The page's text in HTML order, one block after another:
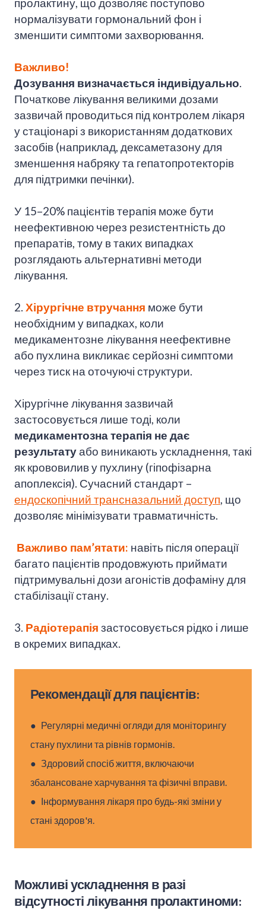
нормалізувати гормональний фон і
зменшити симптоми захворювання.
Важливо!
Дозування визначається індивідуально
Початкове лікування великими дозами
зазвичай проводиться під контролем лікаря
у стаціонарі з використанням додаткових
засобів (наприклад, дексаметазону для
зменшення набряку та гепатопротекторів
для підтримки печінки).
У 15–20% пацієнтів терапія може бути
неефективною через резистентність до
препаратів, тому в таких випадках
розглядають альтернативні методи
лікування.
2. Хірургічне втручання може бути
необхідним у випадках, коли
медикаментозне лікування неефективне
або пухлина викликає серйозні симптоми
через тиск на оточуючі структури.
Хірургічне лікування зазвичай
застосовується лише тоді, коли
медикаментозна терапія не дає
результатуабо виникають ускладнення, такі
як крововилив у пухлину (гіпофізарна
апоплексія). Сучасний стандарт –
ендоскопічний трансназальний доступ , що
дозволяє мінімізувати травматичність.
Важливо пам’ятати: навіть після операції
багато пацієнтів продовжують приймати
підтримувальні дози агоністів дофаміну для
стабілізації стану.
3. Радіотерапія застосовується рідко і лише
в окремих випадках.
Рекомендації для пацієнтів:
● Регулярні медичні огляди для моніторингу
стану пухлини та рівнів гормонів.
● Здоровий спосіб життя, включаючи
збалансоване харчування та фізичні вправи.
● Інформування лікаря про будь-які зміни у
стані здоров'я.
Можливі ускладнення в разі
відсутності лікування пролактиноми: